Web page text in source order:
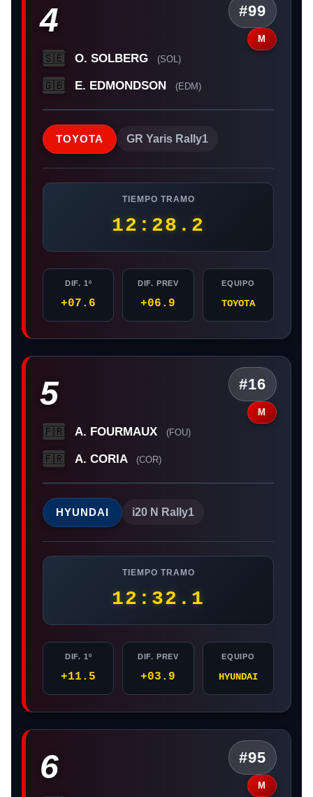
4 #99
M
🇸🇪 O. SOLBERG (SOL)
🇬🇧 E. EDMONDSON (EDM)
TOYOTA GR Yaris Rally1
TIEMPO TRAMO
12:28.2
DIF. 1º
+07.6
DIF. PREV
+06.9
EQUIPO
TOYOTA
5 #16
M
🇫🇷 A. FOURMAUX (FOU)
🇫🇷 A. CORIA (COR)
HYUNDAI i20 N Rally1
TIEMPO TRAMO
12:32.1
DIF. 1º
+11.5
DIF. PREV
+03.9
EQUIPO
HYUNDAI
6 #95
M